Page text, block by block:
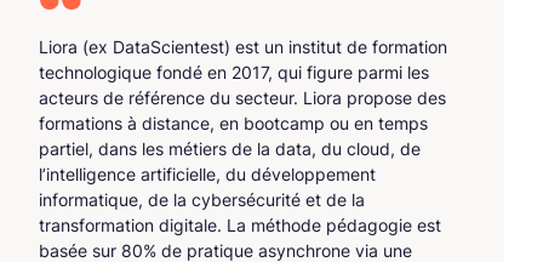
Liora (ex DataScientest) est un institut de formation
technologique fondé en 2017, qui figure parmi les
acteurs de référence du secteur. Liora propose des
formations à distance, en bootcamp ou en temps
partiel, dans les métiers de la data, du cloud, de
l’intelligence artificielle, du développement
informatique, de la cybersécurité et de la
transformation digitale. La méthode pédagogie est
basée sur 80% de pratique asynchrone via une